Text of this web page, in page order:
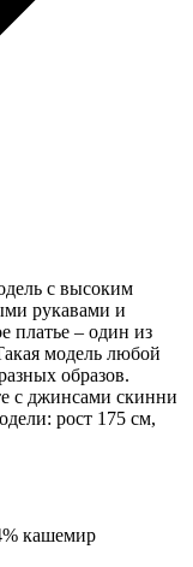
с высоким
рукавами и
платье – один из
модель любой
образов.
с джинсами скинни
рост 175 см,
кашемир